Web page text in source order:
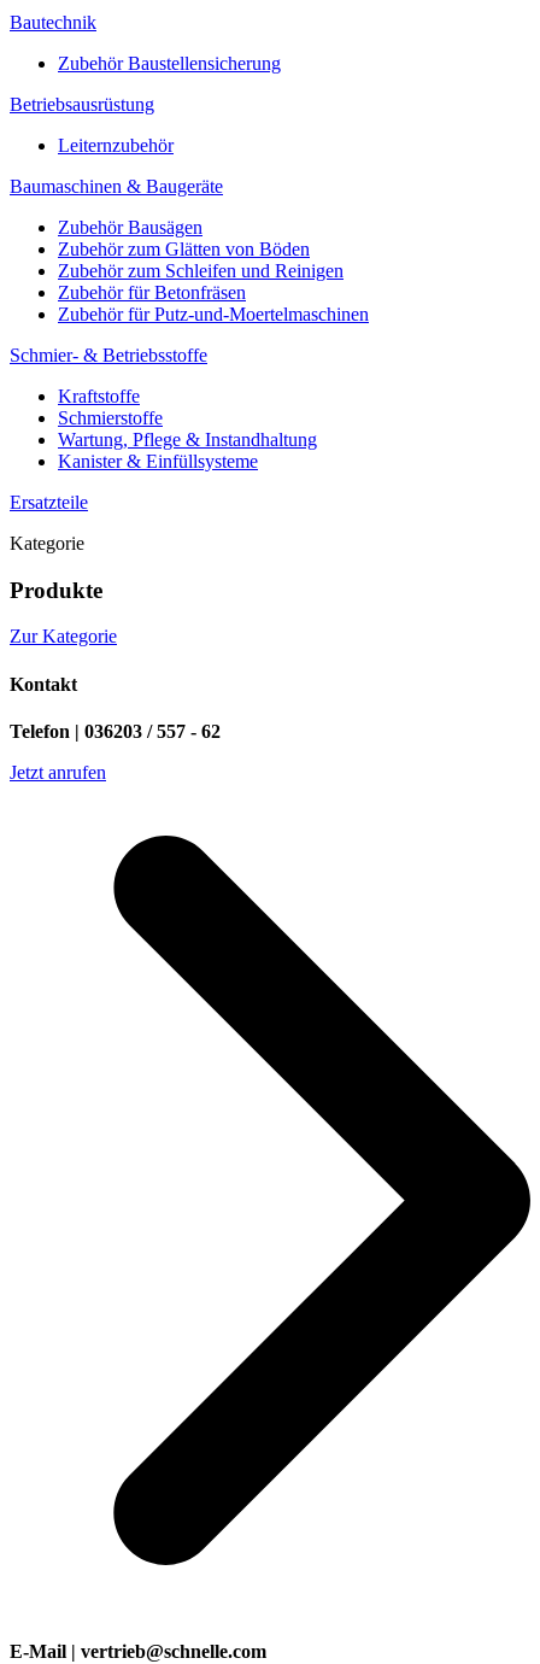
Bautechnik
Zubehör Baustellensicherung
Betriebsausrüstung
Leiternzubehör
Baumaschinen & Baugeräte
Zubehör Bausägen
Zubehör zum Glätten von Böden
Zubehör zum Schleifen und Reinigen
Zubehör für Betonfräsen
Zubehör für Putz-und-Moertelmaschinen
Schmier- & Betriebsstoffe
Kraftstoffe
Schmierstoffe
Wartung, Pflege & Instandhaltung
Kanister & Einfüllsysteme
Ersatzteile
Kategorie
Produkte
Zur Kategorie
Kontakt
Telefon | 036203 / 557 - 62
Jetzt anrufen
E-Mail | vertrieb@schnelle.com